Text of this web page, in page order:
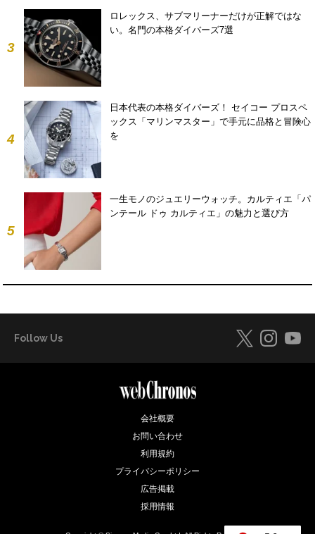
3
ロレックス、サブマリーナーだけが正解ではな
い。名門の本格ダイバーズ7選
4
日本代表の本格ダイバーズ！ セイコー プロスペ
ックス「マリンマスター」で手元に品格と冒険心
を
5
一生モノのジュエリーウォッチ。カルティエ「パ
ンテール ドゥ カルティエ」の魅力と選び方
Follow Us
会社概要
お問い合わせ
利用規約
プライバシーポリシー
広告掲載
採用情報